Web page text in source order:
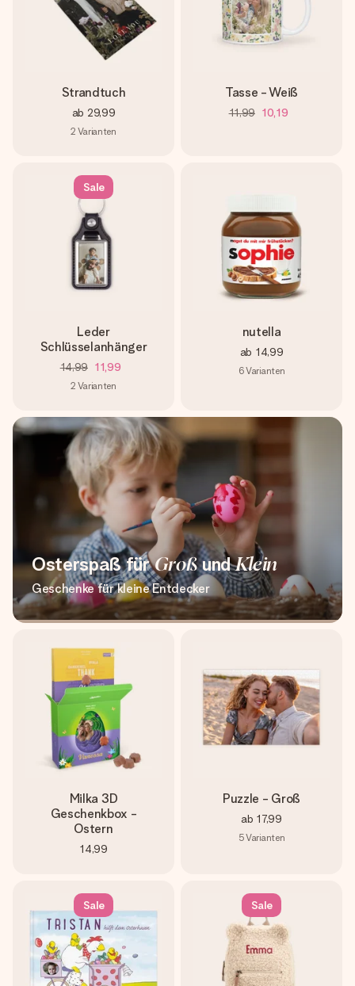
Strandtuch
ab 29,99
2 Varianten
Tasse - Weiß
11,99 10,19
Sale
Leder
Schlüsselanhänger
14,99 11,99
2 Varianten
nutella
ab 14,99
6Varianten
Osterspaß fürGroßundKlein
Geschenke für kleine Entdecker
Milka 3D
Geschenkbox -
Ostern
14,99
Puzzle - Groß
ab 17,99
5Varianten
Sale Sale